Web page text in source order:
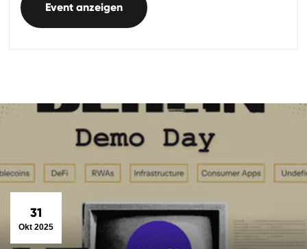
Event anzeigen
31
Okt 2025